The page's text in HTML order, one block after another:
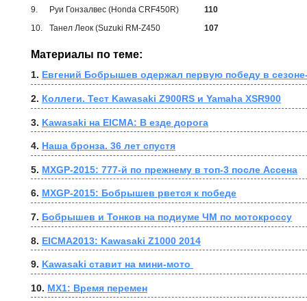
9.
Руи Гонзалвес (Honda CRF450R)
110
10.
Танел Леок (Suzuki RM-Z450 107
Материалы по теме:
1. Евгений Бобрышев одержал первую победу в
2. Коллеги. Тест Kawasaki Z900RS и Yamaha XSR900
3. Kawasaki на EICMA: В езде дорога
4. Наша бронза. 36 лет спустя
5. MXGP-2015: 777-й по прежнему в топ-3 после Ассена
6. MXGP-2015: Бобрышев рвется к победе
7. Бобрышев и Тонков на подиуме ЧМ по мотокроссу
8. EICMA2013: Kawasaki Z1000 2014
9. Kawasaki ставит на мини-мото
10. MX1: Время перемен